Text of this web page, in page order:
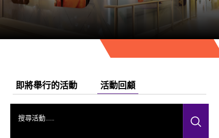
即將舉行的活動 活動回顧